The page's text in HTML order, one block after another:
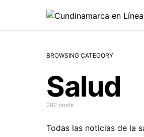
BROWSING CATEGORY
Salud
282 posts
Todas las noticias de la